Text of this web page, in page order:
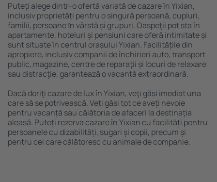
Puteți alege dintr-o ofertă variată de cazare în Yixian,
inclusiv proprietăți pentru o singură persoană, cupluri,
familii, persoane ȋn vârstă și grupuri. Oaspeţii pot sta în
apartamente, hoteluri și pensiuni care oferă intimitate și
sunt situate în centrul orașului Yixian. Facilitățile din
apropiere, inclusiv companii de închirieri auto, transport
public, magazine, centre de reparaţii și locuri de relaxare
sau distracţie, garantează o vacanță extraordinară.
Dacă doriţi cazare de lux în Yixian, veţi găsi imediat una
care să se potrivească. Veți găsi tot ce aveți nevoie
pentru vacanță sau călătoria de afaceri la destinația
aleasă. Puteți rezerva cazare în Yixian cu facilități pentru
persoanele cu dizabilități, sugari și copii, precum și
pentru cei care călătoresc cu animale de companie.